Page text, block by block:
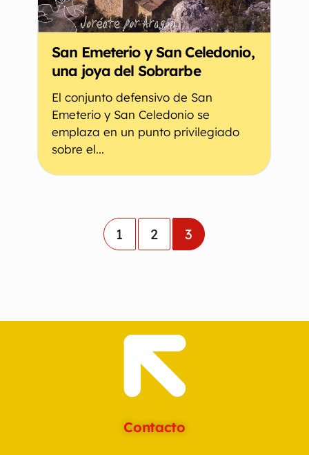
San Emeterio y San Celedonio,
una joya del Sobrarbe
El conjunto defensivo de San
Emeterio y San Celedonio se
emplaza en un punto privilegiado
sobre el...
1 2 3
Contacto